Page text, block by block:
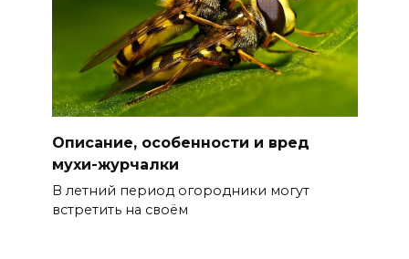
Описание, особенности и вред
мухи-журчалки
В летний период огородники могут
встретить на своём